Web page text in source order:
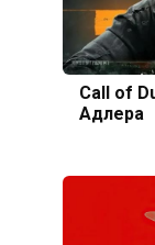
Call of
Адлера